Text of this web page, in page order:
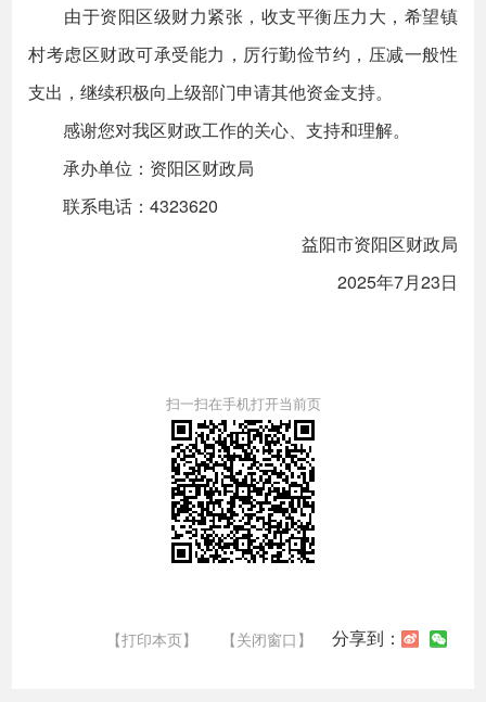
由于资阳区级财力紧张，收支平衡压力大，希望镇
村考虑区财政可承受能力，厉行勤俭节约，压减一般性
支出，继续积极向上级部门申请其他资金支持。
感谢您对我区财政工作的关心、支持和理解。
承办单位：资阳区财政局
联系电话：4323620
益阳市资阳区财政局
2025年7月23日
扫一扫在手机打开当前页
【打印本页】 【关闭窗口】 分享到：